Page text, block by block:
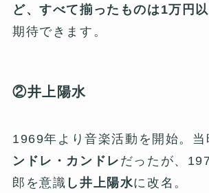
ど、すべて揃ったものは1万円
期待できます。
②井上陽水
1969年より音楽活動を開始。当
ンドレ・カンドレ だったが、
郎を意識 し井上陽水に改名。